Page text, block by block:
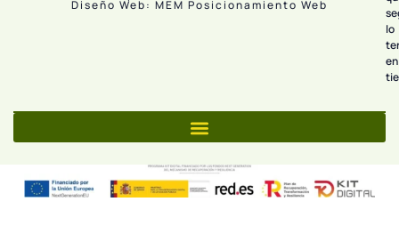
Diseño Web: MEM Posicionamiento Web
lo
en